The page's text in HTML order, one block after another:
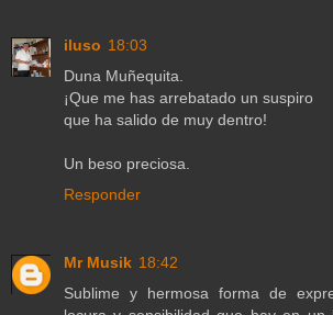
iluso 18:03
Duna Muñequita.
¡Que me has arrebatado un suspiro
que ha salido de muy dentro!
Un beso preciosa.
Responder
Mr Musik 18:42
Sublime y hermosa forma de